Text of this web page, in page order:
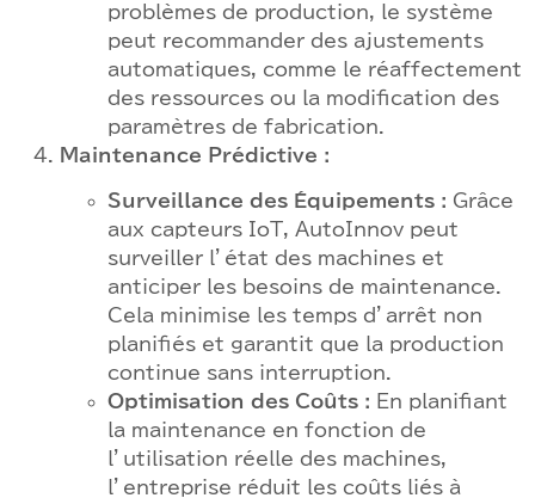
problèmes de production, le système
peut recommander des ajustements
automatiques, comme le réaffectement
des ressources ou la modification des
paramètres de fabrication.
Maintenance Prédictive :
Surveillance des Équipements : Grâce
aux capteurs IoT, AutoInnov peut
surveiller l’état des machines et
anticiper les besoins de maintenance.
Cela minimise les temps d’arrêt non
planifiés et garantit que la production
continue sans interruption.
Optimisation des Coûts : En planifiant
la maintenance en fonction de
l’utilisation réelle des machines,
l’entreprise réduit les coûts liés à